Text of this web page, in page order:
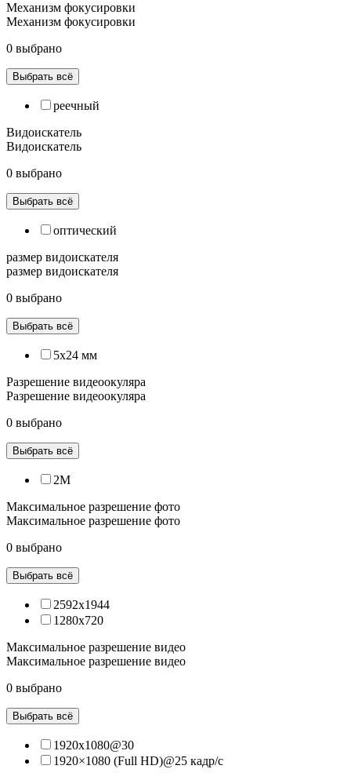
Механизм фокусировки
Механизм фокусировки
0 выбрано
Выбрать всё
реечный
Видоискатель
Видоискатель
0 выбрано
Выбрать всё
оптический
размер видоискателя
размер видоискателя
0 выбрано
Выбрать всё
5х24 мм
Разрешение видеоокуляра
Разрешение видеоокуляра
0 выбрано
Выбрать всё
2М
Максимальное разрешение фото
Максимальное разрешение фото
0 выбрано
Выбрать всё
2592х1944
1280х720
Максимальное разрешение видео
Максимальное разрешение видео
0 выбрано
Выбрать всё
1920х1080@30
1920×1080 (Full HD)@25 кадр/с